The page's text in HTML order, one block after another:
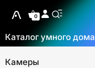
0
Каталог умного дома
Камеры